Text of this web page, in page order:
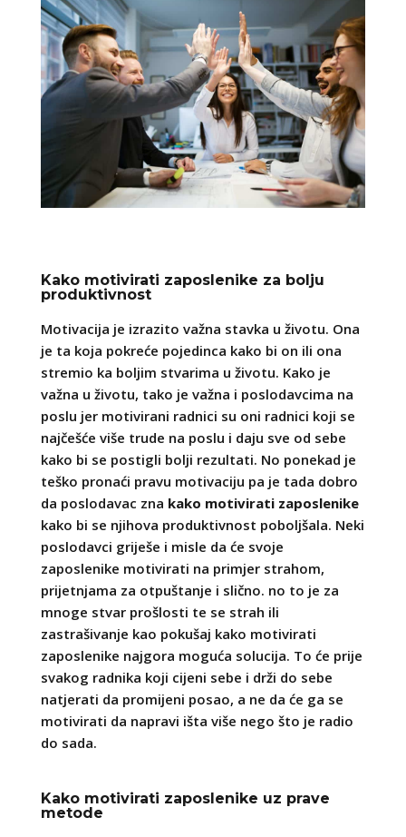
Kako motivirati zaposlenike za bolju
produktivnost
Motivacija je izrazito važna stavka u životu. Ona
je ta koja pokreće pojedinca kako bi on ili ona
stremio ka boljim stvarima u životu. Kako je
važna u životu, tako je važna i poslodavcima na
poslu jer motivirani radnici su oni radnici koji se
najčešće više trude na poslu i daju sve od sebe
kako bi se postigli bolji rezultati. No ponekad je
teško pronaći pravu motivaciju pa je tada dobro
da poslodavac zna kako motivirati zaposlenike
kako bi se njihova produktivnost poboljšala. Neki
poslodavci griješe i misle da će svoje
zaposlenike motivirati na primjer strahom,
prijetnjama za otpuštanje i slično. no to je za
mnoge stvar prošlosti te se strah ili
zastrašivanje kao pokušaj kako motivirati
zaposlenike najgora moguća solucija. To će prije
svakog radnika koji cijeni sebe i drži do sebe
natjerati da promijeni posao, a ne da će ga se
motivirati da napravi išta više nego što je radio
do sada.
Kako motivirati zaposlenike uz prave
metode